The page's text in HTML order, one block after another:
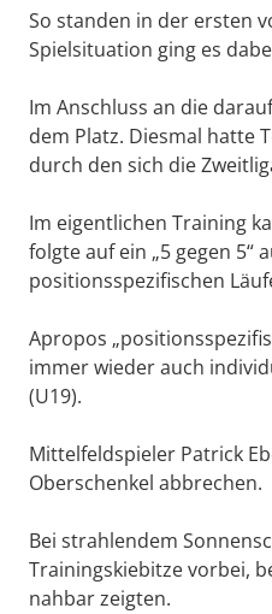
So standen in der ersten
Spielsituation ging es
Im Anschluss an die
dem Platz. Diesmal hatte
durch den sich die
Im eigentlichen Training
folgte auf ein „5 gegen
positionsspezifischen
Apropos
immer wieder auch
(U19).
Mittelfeldspieler Patrick
Oberschenkel abbrechen.
Bei strahlendem
Trainingskiebitze vorbei,
nahbar zeigten.